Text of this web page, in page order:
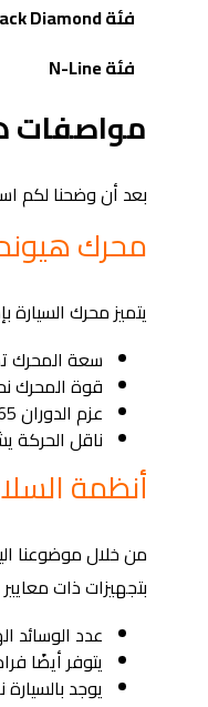
فئة Black Diamond
فئة N-Line
مواصفات
بعد أن وضحنا لكم
محرك
يتميز محرك
سعة المحرك تصل
قوة المحرك نحو 180
عزم الدوران 265 نيوتن لكل متر.
ناقل الحركة
أنظمة
من خلال موضوعنا
بتجهيزات ذات
عدد الوسائد
يتوفر أيضًا
يوجد